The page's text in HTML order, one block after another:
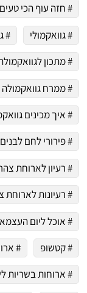
# חזה עוף הכי
# גוואקמולי
#
# מתכון
# ממרח גוואקמולה
# איך מכינים
# פירורי לחם לבנים
# רעיון לארוחת
# רעיונות לארוחת
# אוכל ליום
# קטשופ
#
# ארוחות בשריות